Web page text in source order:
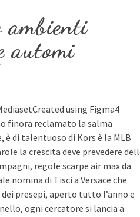
ambienti
automi
using Figma4
finora reclamato la salma
è di talentuoso di Kors è la MLB
la crescita deve prevedere
regole scarpe air max da
nomina di Tisci a Versace che
dei presepi, aperto tutto l’anno e
ogni cercatore si lancia a